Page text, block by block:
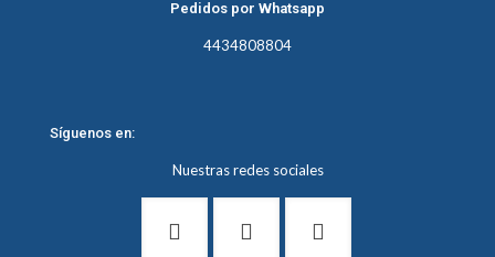
Pedidos por Whatsapp
4434808804
Síguenos en:
Nuestras redes sociales